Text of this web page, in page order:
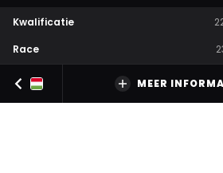
Kwalificatie
Race
MEER